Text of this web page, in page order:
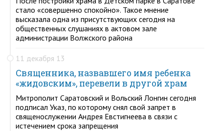
стало «совершенно спокойно». Такое мнение
высказала одна из присутствующих сегодня на
общественных слушаниях в актовом зале
администрации Волжского района
11 декабря 13
Священника, назвавшего имя ребенка
«жидовским», перевели в другой храм
Митрополит Саратовский и Вольский Лонгин сегодня
подписал Указ, по которому снял свой запрет в
священослужении Андрея Евстигнеева в связи с
истечением срока запрещения